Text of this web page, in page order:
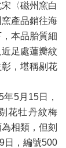
〈磁州窯白
產品銷往海
本品胎質細
足處蓮瓣紋
，堪稱剔花
5月15日，
花牡丹紋梅
相類，但刻
日，編號500